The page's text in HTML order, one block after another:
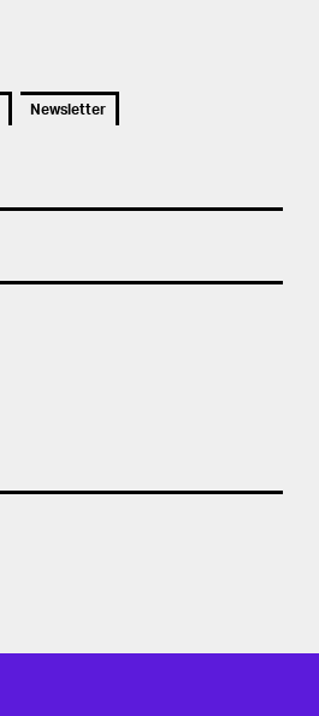
Newsletter